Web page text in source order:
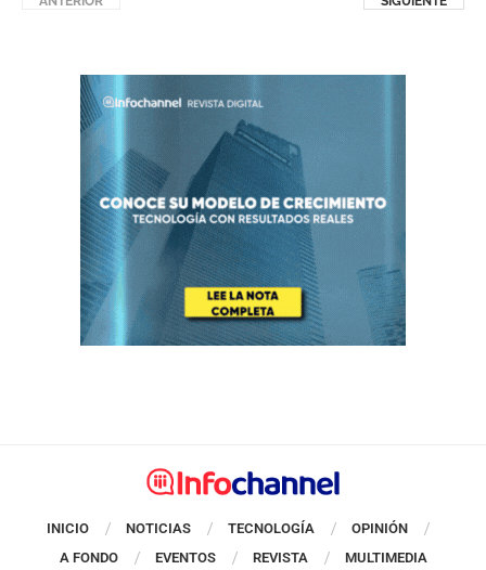
INICIO NOTICIAS TECNOLOGÍA
OPINIÓN
A FONDO
EVENTOS REVISTA MULTIMEDIA